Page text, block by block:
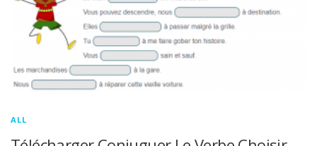
ALL